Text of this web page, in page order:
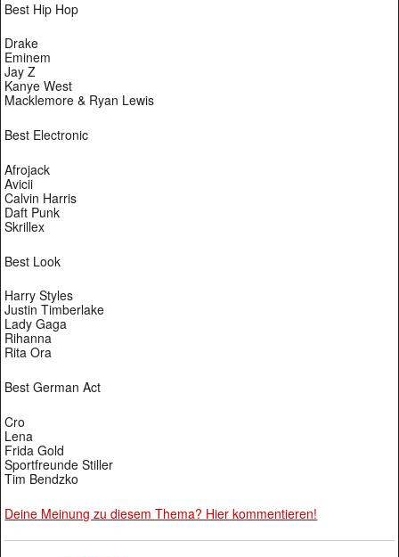
Best Hip Hop
Drake
Eminem
Jay Z
Kanye West
Macklemore & Ryan Lewis
Best Electronic
Afrojack
Avicii
Calvin Harris
Daft Punk
Skrillex
Best Look
Harry Styles
Justin Timberlake
Lady Gaga
Rihanna
Rita Ora
Best German Act
Cro
Lena
Frida Gold
Sportfreunde Stiller
Tim Bendzko
Deine Meinung zu diesem Thema? Hier kommentieren!